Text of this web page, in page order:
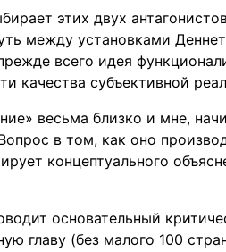
этих двух
между установками
всего идея
качества субъективной
весьма близко и мне,
в том, как оно
концептуального
основательный
главу (без малого 100